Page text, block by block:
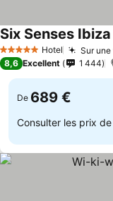
5 Étoiles Hotel Sur
Six Senses Ibiza
8,6 Excellent 1 444
De 689 €
Consulter les prix de